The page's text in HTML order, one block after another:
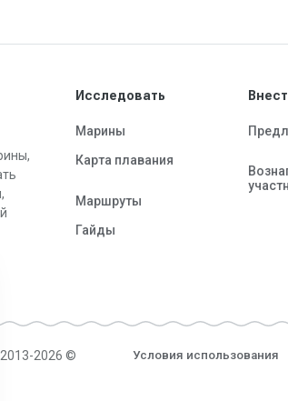
Исследовать
Марины
Карта плавания
Маршруты
Гайды
2013-2026 © Условия использования